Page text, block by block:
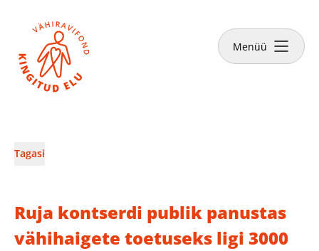
Menüü
Tee annetus Sulge
Kuidas aidata?
Tagasi
Ruja kontserdi publik panustas
vähihaigete toetuseks ligi 3000